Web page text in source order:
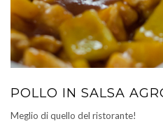
POLLO IN SALSA
Meglio di quello del ristorante!